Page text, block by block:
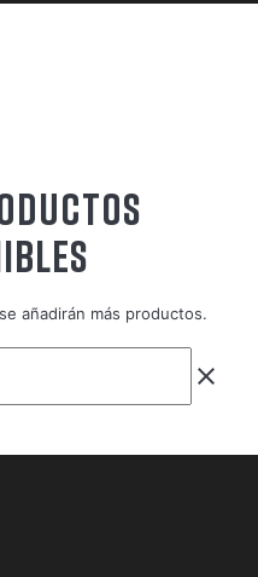
añadirán más productos.
clear